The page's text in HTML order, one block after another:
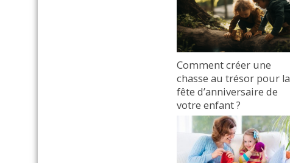
Comment créer une
chasse au trésor pour la
fête d’anniversaire de
votre enfant ?
22 janvier 2024